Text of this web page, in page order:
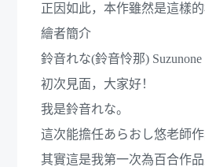
正因如此，本作雖然是這樣
繪者簡介
鈴音れな(鈴音怜那) Suzunone
初次見面，大家好！
我是鈴音れな。
這次能擔任あらおし悠老師
其實這是我第一次為百合作